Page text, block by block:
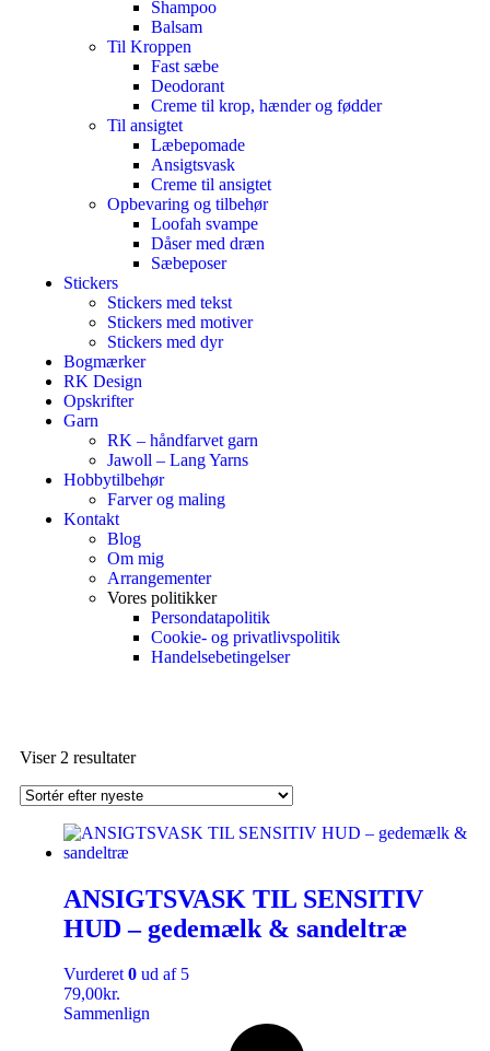
Shampoo
Balsam
Til Kroppen
Fast sæbe
Deodorant
Creme til krop, hænder og fødder
Til ansigtet
Læbepomade
Ansigtsvask
Creme til ansigtet
Opbevaring og tilbehør
Loofah svampe
Dåser med dræn
Sæbeposer
Stickers
Stickers med tekst
Stickers med motiver
Stickers med dyr
Bogmærker
RK Design
Opskrifter
Garn
RK – håndfarvet garn
Jawoll – Lang Yarns
Hobbytilbehør
Farver og maling
Kontakt
Blog
Om mig
Arrangementer
Vores politikker
Persondatapolitik
Cookie- og privatlivspolitik
Handelsebetingelser
Viser 2 resultater
ANSIGTSVASK TIL SENSITIV
HUD – gedemælk & sandeltræ
Vurderet0 ud af 5
79,00kr.
Sammenlign